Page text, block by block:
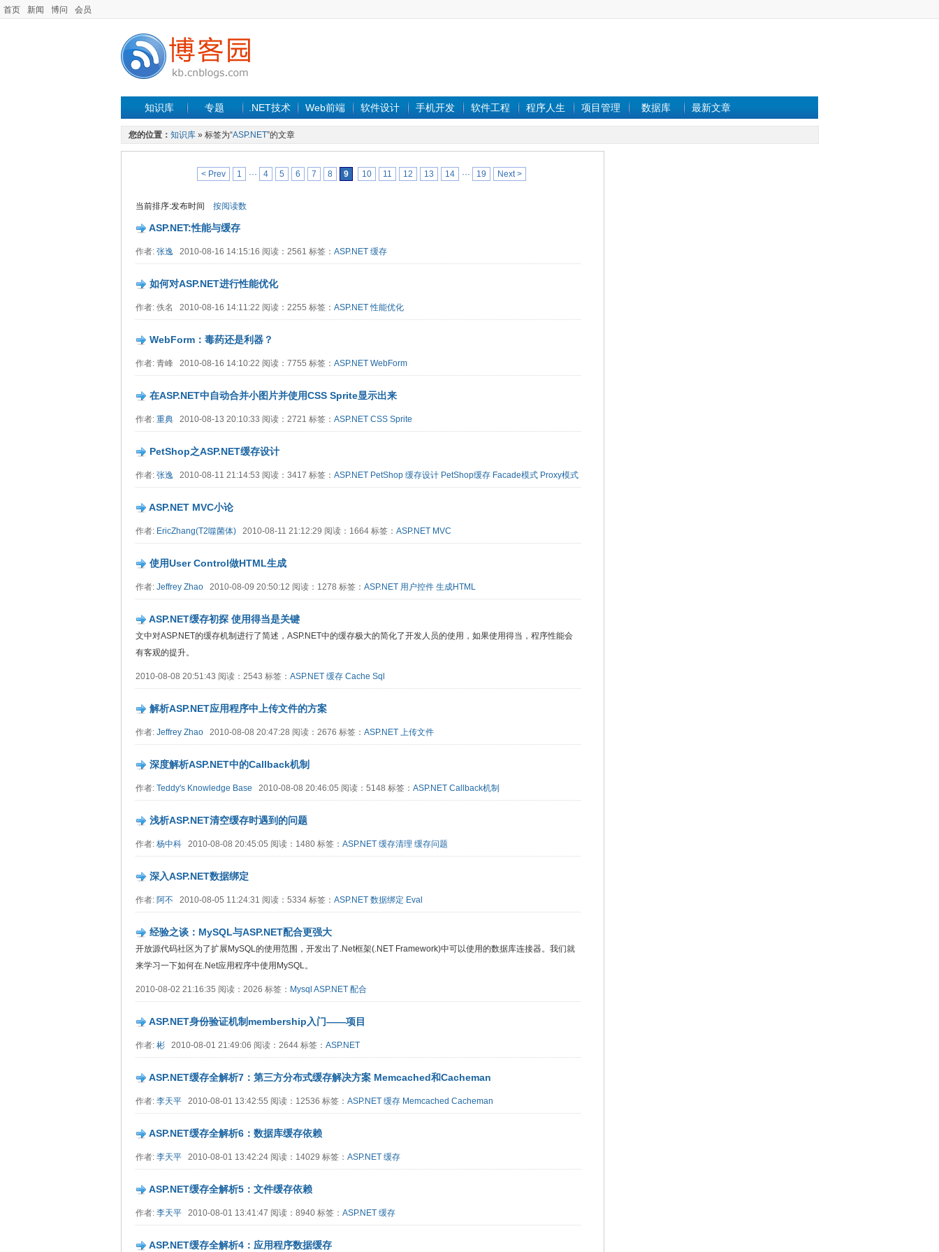
首页 新闻 博问 会员
知识库 专题 .NET技术 Web前端 软件设计 手机开发 软件工程 程序人生 项目管理 数据库 最新文章
您的位置： 知识库 » 标签为“ASP.NET”的文章
< Prev 1 ··· 4 5 6 7 8 9 10 11 12 13 14 ··· 19 Next >
当前排序:发布时间 按阅读数
ASP.NET:性能与缓存
作者: 张逸 2010-08-16 14:15:16 阅读：2561 标签： ASP.NET 缓存
如何对ASP.NET进行性能优化
作者: 佚名 2010-08-16 14:11:22 阅读：2255 标签： ASP.NET 性能优化
WebForm：毒药还是利器？
作者: 青峰 2010-08-16 14:10:22 阅读：7755 标签： ASP.NET WebForm
在ASP.NET中自动合并小图片并使用CSS Sprite显示出来
作者: 重典 2010-08-13 20:10:33 阅读：2721 标签： ASP.NET CSS Sprite
PetShop之ASP.NET缓存设计
作者: 张逸 2010-08-11 21:14:53 阅读：3417 标签： ASP.NET PetShop 缓存设计 PetShop缓存 Facade模式 Proxy模式
ASP.NET MVC小论
作者: EricZhang(T2噬菌体) 2010-08-11 21:12:29 阅读：1664 标签： ASP.NET MVC
使用User Control做HTML生成
作者: Jeffrey Zhao 2010-08-09 20:50:12 阅读：1278 标签： ASP.NET 用户控件 生成HTML
ASP.NET缓存初探 使用得当是关键
文中对ASP.NET的缓存机制进行了简述，ASP.NET中的缓存极大的简化了开发人员的使用，如果使用得当，程序性能会
有客观的提升。
2010-08-08 20:51:43 阅读：2543 标签： ASP.NET 缓存 Cache Sql
解析ASP.NET应用程序中上传文件的方案
作者: Jeffrey Zhao 2010-08-08 20:47:28 阅读：2676 标签： ASP.NET 上传文件
深度解析ASP.NET中的Callback机制
作者: Teddy's Knowledge Base 2010-08-08 20:46:05 阅读：5148 标签： ASP.NET Callback机制
浅析ASP.NET清空缓存时遇到的问题
作者: 杨中科 2010-08-08 20:45:05 阅读：1480 标签： ASP.NET 缓存清理 缓存问题
深入ASP.NET数据绑定
作者: 阿不 2010-08-05 11:24:31 阅读：5334 标签： ASP.NET 数据绑定 Eval
经验之谈：MySQL与ASP.NET配合更强大
开放源代码社区为了扩展MySQL的使用范围，开发出了.Net框架(.NET Framework)中可以使用的数据库连接器。我们就
来学习一下如何在.Net应用程序中使用MySQL。
2010-08-02 21:16:35 阅读：2026 标签： Mysql ASP.NET 配合
ASP.NET身份验证机制membership入门——项目
作者: 彬 2010-08-01 21:49:06 阅读：2644 标签： ASP.NET
ASP.NET缓存全解析7：第三方分布式缓存解决方案 Memcached和Cacheman
作者: 李天平 2010-08-01 13:42:55 阅读：12536 标签： ASP.NET 缓存 Memcached Cacheman
ASP.NET缓存全解析6：数据库缓存依赖
作者: 李天平 2010-08-01 13:42:24 阅读：14029 标签： ASP.NET 缓存
ASP.NET缓存全解析5：文件缓存依赖
作者: 李天平 2010-08-01 13:41:47 阅读：8940 标签： ASP.NET 缓存
ASP.NET缓存全解析4：应用程序数据缓存